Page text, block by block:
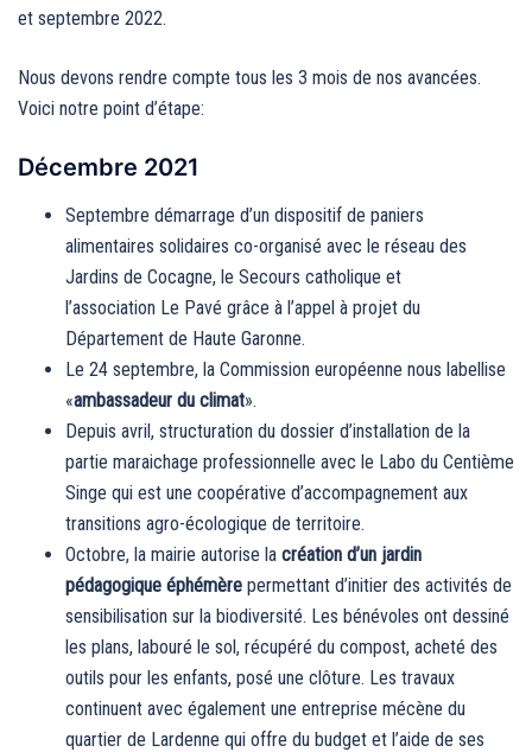
et septembre 2022.
Nous devons rendre compte tous les 3 mois de nos avancées.
Voici notre point d’étape:
Décembre 2021
Septembre démarrage d’un dispositif de paniers
alimentaires solidaires co-organisé avec le réseau des
Jardins de Cocagne, le Secours catholique et
l’association Le Pavé grâce à l’appel à projet du
Département de Haute Garonne.
Le 24 septembre, la Commission européenne nous labellise
«ambassadeur du climat».
Depuis avril, structuration du dossier d’installation de la
partie maraichage professionnelle avec le Labo du Centième
Singe qui est une coopérative d’accompagnement aux
transitions agro-écologique de territoire.
Octobre, la mairie autorise la création d’un jardin
pédagogique éphémère permettant d’initier des activités de
sensibilisation sur la biodiversité. Les bénévoles ont dessiné
les plans, labouré le sol, récupéré du compost, acheté des
outils pour les enfants, posé une clôture. Les travaux
continuent avec également une entreprise mécène du
quartier de Lardenne qui offre du budget et l’aide de ses